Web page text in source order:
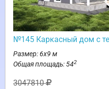
№145 Каркасный дом с
Размер: 6х9 м
Общая площадь: 542
3047810